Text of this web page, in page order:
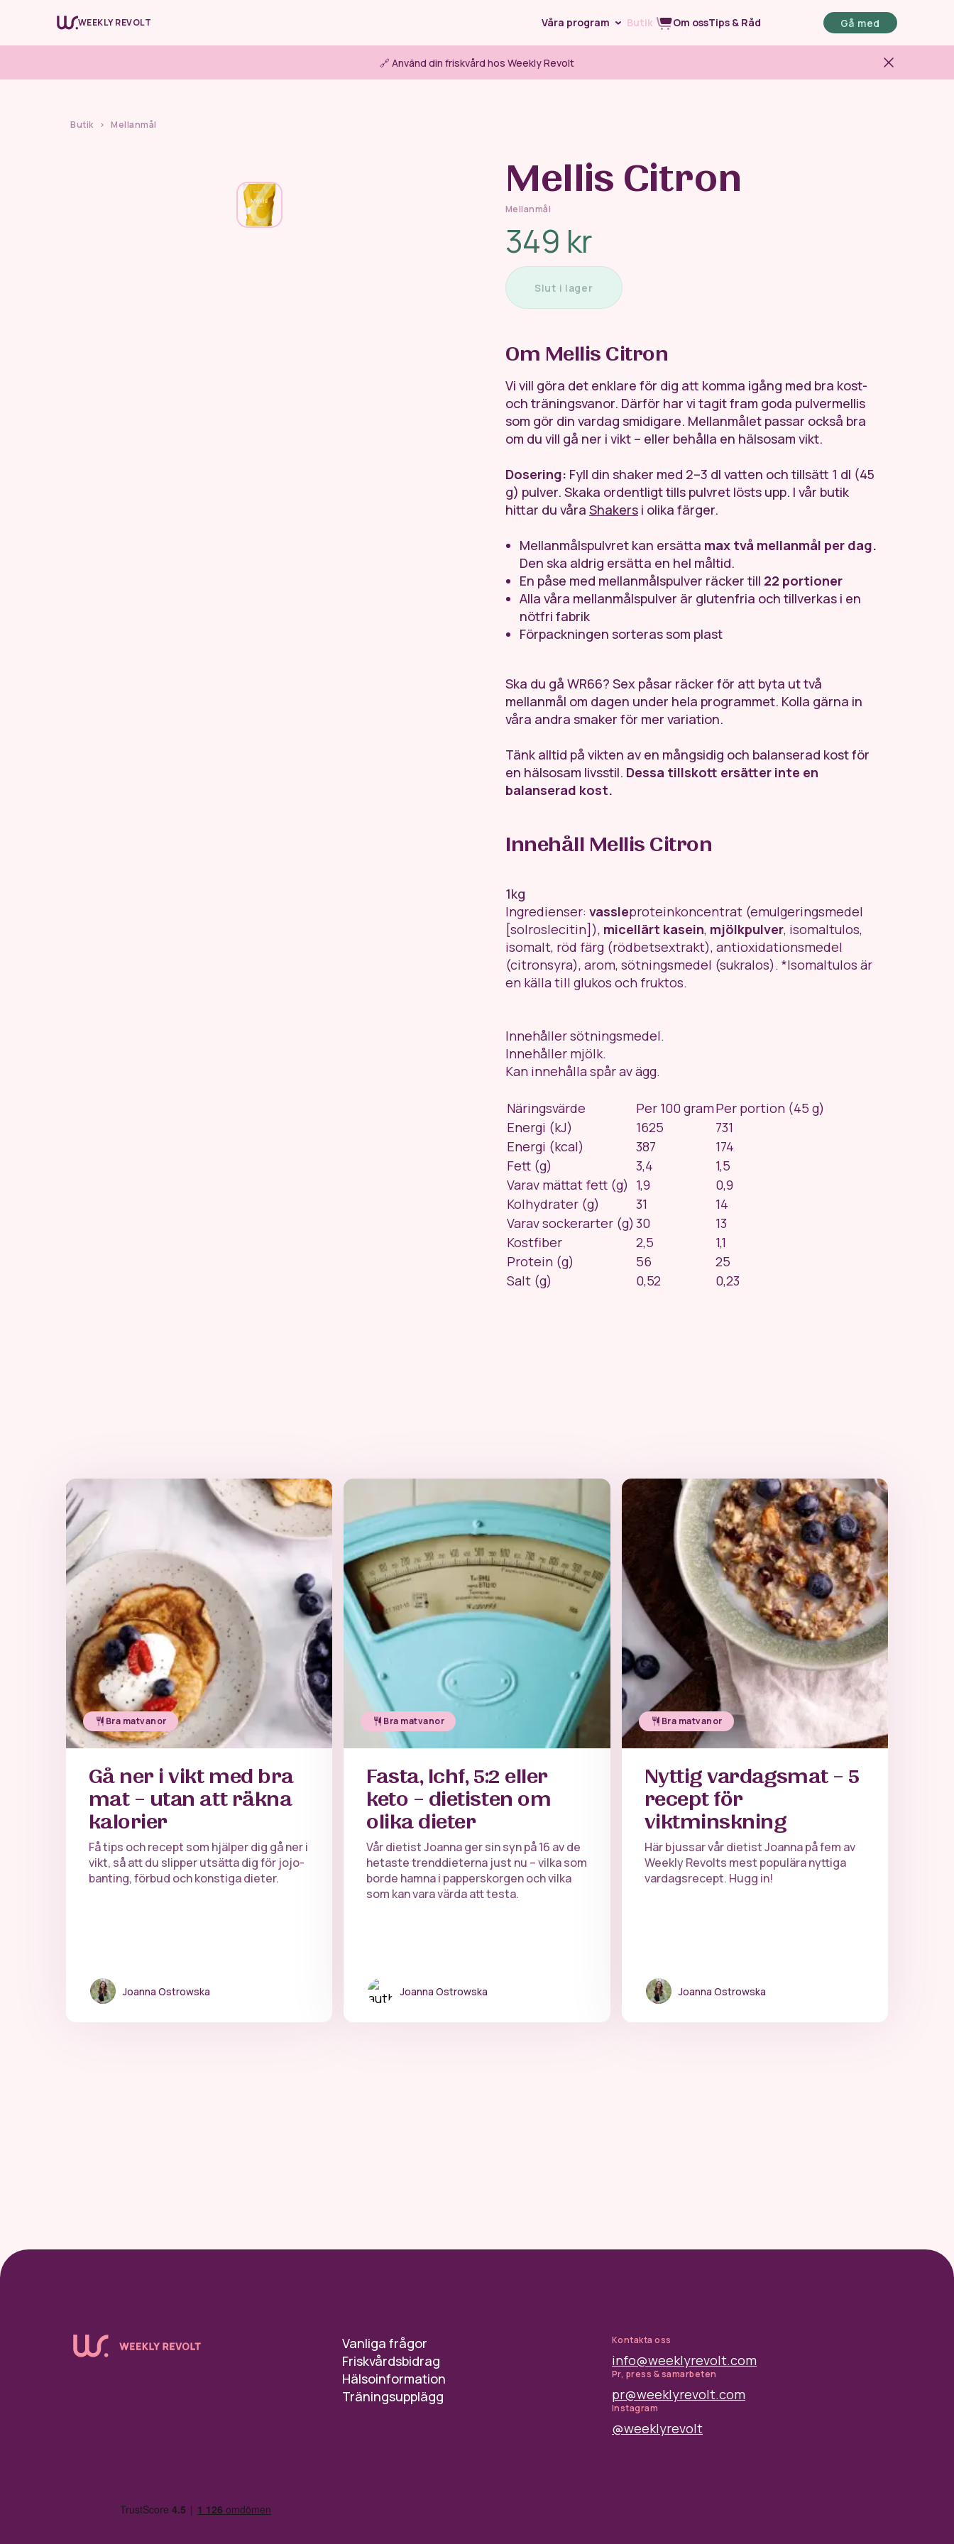
WR66 WR Hopprep WR Mage
WEEKLY REVOLT Våra program Butik Om ossTips & Råd Gå med
🔗 Använd din friskvård hos Weekly Revolt
Butik > Mellanmål
Mellis Citron
Mellanmål
349 kr
Slut i lager
Om Mellis Citron
Vi vill göra det enklare för dig att komma igång med bra kost-
och träningsvanor. Därför har vi tagit fram goda pulvermellis
som gör din vardag smidigare. Mellanmålet passar också bra
om du vill gå ner i vikt – eller behålla en hälsosam vikt.
Dosering: Fyll din shaker med 2–3 dl vatten och tillsätt 1 dl (45
g) pulver. Skaka ordentligt tills pulvret lösts upp. I vår butik
hittar du våra Shakers i olika färger.
Mellanmålspulvret kan ersätta max två mellanmål per dag.
Den ska aldrig ersätta en hel måltid.
En påse med mellanmålspulver räcker till 22 portioner
Alla våra mellanmålspulver är glutenfria och tillverkas i en
nötfri fabrik
Förpackningen sorteras som plast
Ska du gå WR66? Sex påsar räcker för att byta ut två
mellanmål om dagen under hela programmet. Kolla gärna in
våra andra smaker för mer variation.
Tänk alltid på vikten av en mångsidig och balanserad kost för
en hälsosam livsstil. Dessa tillskott ersätter inte en
balanserad kost.
Innehåll Mellis Citron
1kg
Ingredienser: vassleproteinkoncentrat (emulgeringsmedel
[solroslecitin]), micellärt kasein, mjölkpulver, isomaltulos,
isomalt, röd färg (rödbetsextrakt), antioxidationsmedel
(citronsyra), arom, sötningsmedel (sukralos). *Isomaltulos är
en källa till glukos och fruktos.
Innehåller sötningsmedel.
Innehåller mjölk.
Kan innehålla spår av ägg.
Näringsvärde Per 100 gramPer portion (45 g)
Energi (kJ)
1625
731
Energi (kcal)
387
174
Fett (g)
3,4
1,5
Varav mättat fett (g) 1,9
0,9
Kolhydrater (g)
31
14
Varav sockerarter (g) 30
13
Kostfiber
2,5
1,1
Protein (g)
56
25
Salt (g)
0,52 0,23
Bra matvanor
Gå ner i vikt med bra
mat – utan att räkna
kalorier
Få tips och recept som hjälper dig gå ner i
vikt, så att du slipper utsätta dig för jojo-
banting, förbud och konstiga dieter.
Joanna Ostrowska
Bra matvanor
Fasta, lchf, 5:2 eller
keto – dietisten om
olika dieter
Vår dietist Joanna ger sin syn på 16 av de
hetaste trenddieterna just nu – vilka som
borde hamna i papperskorgen och vilka
som kan vara värda att testa.
Joanna Ostrowska
Bra matvanor
Nyttig vardagsmat – 5
recept för
viktminskning
Här bjussar vår dietist Joanna på fem av
Weekly Revolts mest populära nyttiga
vardagsrecept. Hugg in!
Joanna Ostrowska
Vanliga frågor
Friskvårdsbidrag
Hälsoinformation
Träningsupplägg
Kontakta oss
info@weeklyrevolt.com
Pr, press & samarbeten
pr@weeklyrevolt.com
Instagram
@weeklyrevolt